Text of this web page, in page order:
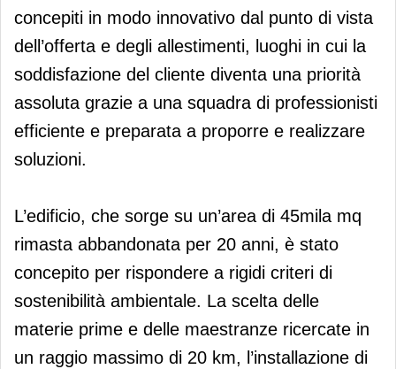
concepiti in modo innovativo dal punto di vista
dell’offerta e degli allestimenti, luoghi in cui la
soddisfazione del cliente diventa una priorità
assoluta grazie a una squadra di professionisti
efficiente e preparata a proporre e realizzare
soluzioni.
L’edificio, che sorge su un’area di 45mila mq
rimasta abbandonata per 20 anni, è stato
concepito per rispondere a rigidi criteri di
sostenibilità ambientale. La scelta delle
materie prime e delle maestranze ricercate in
un raggio massimo di 20 km, l’installazione di